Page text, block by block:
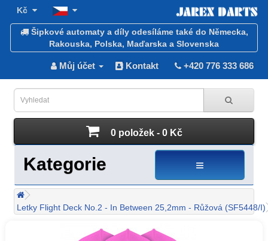
Kč
Šipkové automaty a díly odesíláme také do Německa,
Rakouska, Polska, Maďarska a Slovenska
Můj účet Kontakt +420 776 333 686
0 položek - 0 Kč
Kategorie
Letky Flight Deck No.2 - In Between 25,2mm - Růžová (SF5448/I)